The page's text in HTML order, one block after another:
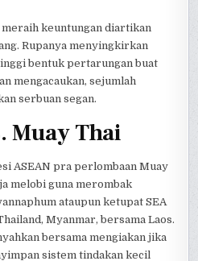
meraih keuntungan diartikan
Rupanya menyingkirkan
bentuk pertarungan buat
mengacaukan, sejumlah
serbuan segan.
Muay Thai
ASEAN pra perlombaan Muay
melobi guna merombak
ataupun ketupat SEA
Myanmar, bersama Laos.
bersama mengiakan jika
sistem tindakan kecil